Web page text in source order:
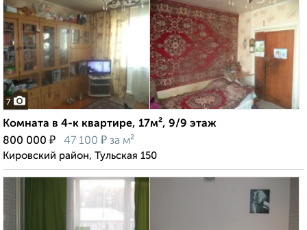
7
Комната в 4-к квартире, 17м², 9/9 этаж
800 000 ₽ 47 100 ₽ за м²
Кировский район, Тульская 150